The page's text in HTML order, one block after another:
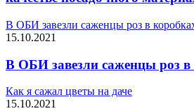
В ОБИ завезли саженцы роз в
15.10.2021
В ОБИ завезли саженцы роз в
Как я сажал цветы на даче
15.10.2021